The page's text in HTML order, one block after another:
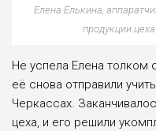
Елена Елькина,
продукции
Не успела Елена толком
её снова отправили
Черкассах.
цеха, и его реши­ли